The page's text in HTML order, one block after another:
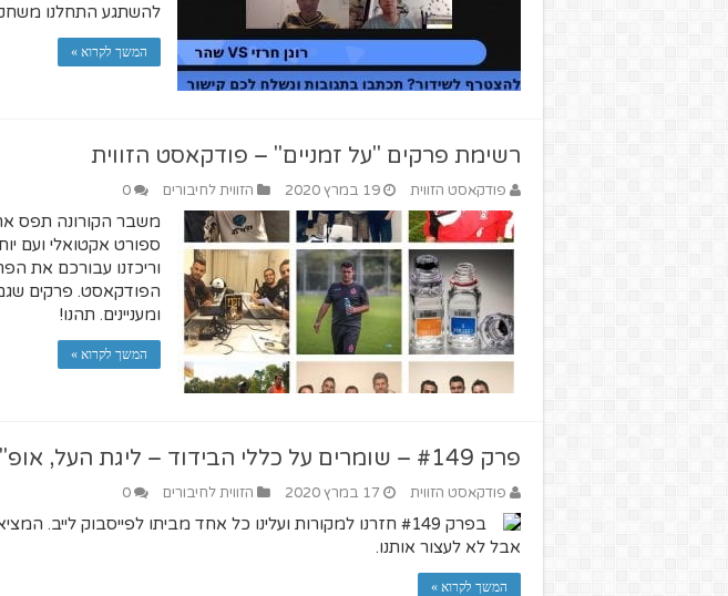
להשתגע התחלנו משחק
המשך לקרוא »
רשימת פרקים "על זמניים" – פודקאסט הזווית
פודקאסט הזווית 19 במרץ 2020 הזווית לחיבורים 0
משבר הקורונה תפס
ספורט אקטואלי ועם
וריכזנו עבורכם את
הפודקאסט. פרקים שגם
ומעניינים. תהנו!
המשך לקרוא »
פרק #149 – שומרים על כללי הבידוד – ליגת העל, אופ"א ואיתי שכטר
פודקאסט הזווית 17 במרץ 2020 הזווית לחיבורים 0
בפרק #149 חזרנו למקורות ועלינו כל אחד מביתו לפייסבוק לייב.
אבל לא לעצור אותנו.
המשך לקרוא »